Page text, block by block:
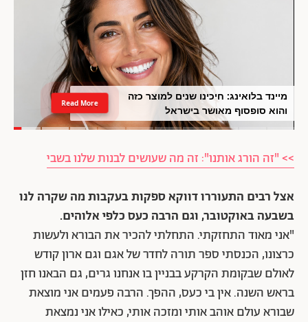
מיינד בלואינג: חיכינו שנים למוצר כזה
והוא סופסוף מאושר בישראל
Read More
>> "זה הורג אותנו": זה מה שעושים לבנות שלנו בשבי
אצל רבים התעוררו דווקא ספקות בעקבות מה שקרה לנו
בשבעה באוקטובר, וגם הרבה כעס כלפי אלוהים.
"אני מאוד התחזקתי. התחלתי להכיר את הבורא ולעשות
כרצונו, הכנסתי ספר תורה לחדר של אגם וגם ארון קודש
לאולם שבקומת הקרקע בבניין בו אנחנו גרים, גם הבאנו חזן
בראש השנה. אין בי כעס, ההפך. הרבה פעמים אני מוצאת
שבורא עולם אוהב אותי ומזכה אותי, כאילו אני נמצאת